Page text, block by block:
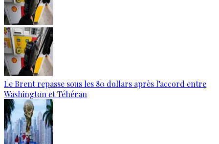
Le Brent repasse sous les 80 dollars après l’accord entre
Washington et Téhéran